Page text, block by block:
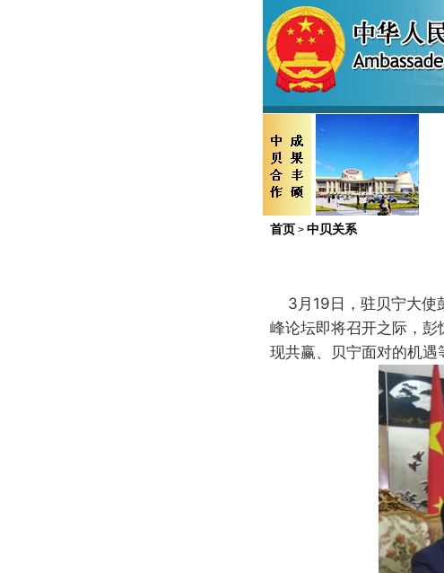
首页 > 中贝关系
3月19日，驻贝宁大使
峰论坛即将召开之际，彭
现共赢、贝宁面对的机遇